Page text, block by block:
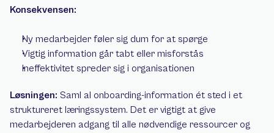
Konsekvensen:
Ny medarbejder føler sig dum for at spørge
Vigtig information går tabt eller misforstås
Ineffektivitet spreder sig i organisationen
Løsningen: Saml al onboarding-information ét sted i et
struktureret læringssystem. Det er vigtigt at give
medarbejderen adgang til alle nødvendige ressourcer og